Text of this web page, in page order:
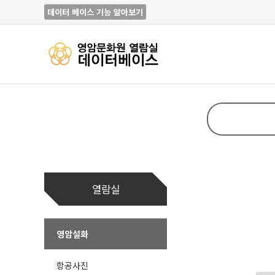
데이터 베이스 기능 알아보기
열람실
영암설화
항공사진